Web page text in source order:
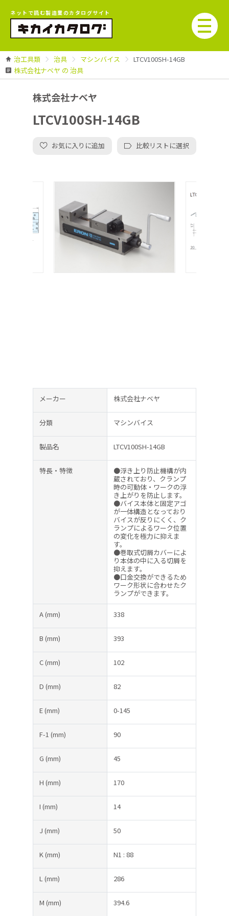
ネットで読む製造業のカタログサイト
治工具類 治具 マシンバイス
LTCV100SH-14GB
株式会社ナベヤ の 治具
株式会社ナベヤ
LTCV100SH-14GB
お気に入りに追加 比較リストに選択
メーカー 株式会社ナベヤ
分類 マシンバイス
製品名 LTCV100SH-14GB
特長・特徴
●浮き上り防止機構が内
蔵されており、クランプ
時の可動体・ワークの浮
き上がりを防止します。
●バイス本体と固定アゴ
が一体構造となっており
バイスが反りにくく、ク
ランプによるワーク位置
の変化を極力に抑えま
す。
●巻取式切屑カバーによ
り本体の中に入る切屑を
抑えます。
●口金交換ができるため
ワーク形状に合わせたク
ランプができます。
A(mm) 338
B (mm) 393
C(mm) 102
D (mm) 82
E(mm) 0-145
F-1 (mm) 90
G (mm) 45
H (mm) 170
I (mm) 14
J (mm) 50
K (mm) N1 : 88
L (mm) 286
M (mm) 394.6